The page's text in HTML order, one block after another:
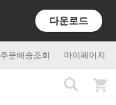
다운로드
주문배송조회 마이페이지